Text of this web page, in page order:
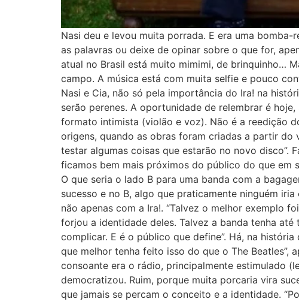
Nasi deu e levou muita porrada. E era uma
as palavras ou deixe de opinar sobre o que for,
atual no Brasil está muito mimimi, de brinquinho…
campo. A música está com muita selfie e pouco
Nasi e Cia, não só pela importância do Ira! na
serão perenes. A oportunidade de relembrar é
formato intimista (violão e voz). Não é a reedição
origens, quando as obras foram criadas a partir do
testar algumas coisas que estarão no novo disco”.
ficamos bem mais próximos do público do que em
O que seria o lado B para uma banda com a
sucesso e no B, algo que praticamente ninguém
não apenas com a Ira!. “Talvez o melhor exemplo
forjou a identidade deles. Talvez a banda tenha
complicar. E é o público que define”. Há, na
que melhor tenha feito isso do que o The Beatles”,
consoante era o rádio, principalmente estimulado
democratizou. Ruim, porque muita porcaria vira
que jamais se percam o conceito e a identidade.